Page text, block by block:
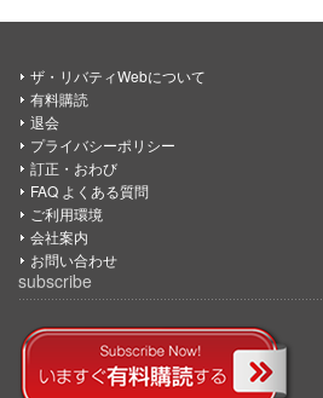
ザ・リバティWebについて
有料購読
退会
プライバシーポリシー
訂正・おわび
FAQ よくある質問
ご利用環境
会社案内
お問い合わせ
subscribe